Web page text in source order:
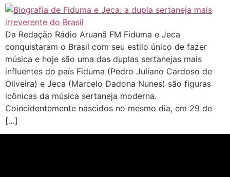
Da Redação Rádio Aruanã FM Fiduma e Jeca
conquistaram o Brasil com seu estilo único de fazer
música e hoje são uma das duplas sertanejas mais
influentes do país Fiduma (Pedro Juliano Cardoso de
Oliveira) e Jeca (Marcelo Dadona Nunes) são figuras
icônicas da música sertaneja moderna.
Coincidentemente nascidos no mesmo dia, em 29 de
[…]